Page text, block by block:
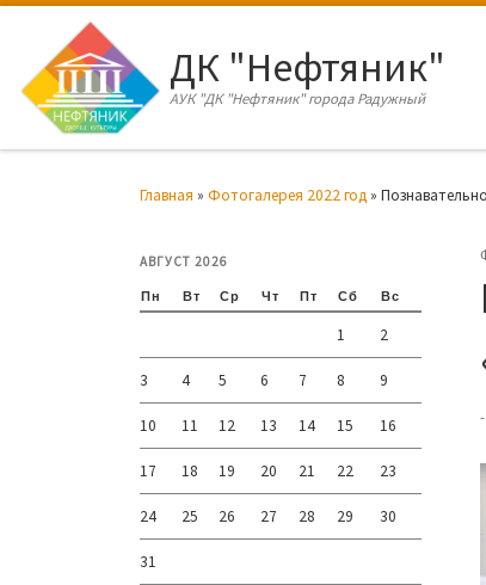
Перейти к содержимому
ДК "Нефтяник"
АУК "ДК "Нефтяник" города Радужный
Главная » Фотогалерея 2022 год »
-
АВГУСТ 2026
Пн Вт Ср Чт Пт Сб Вс
1 2
3 4 5 6 7 8 9
10 11 12 13 14 15 16
17 18 19 20 21 22 23
24 25 26 27 28 29 30
31